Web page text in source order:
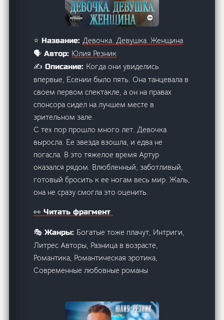
⭐ Название:Девочка. Девушка. Женщина
🗣️ Автор: Юлия Резник
✍️ Описание: Когда они увиделись
впервые, Есении было пять. Она танцевала в
своем первом спектакле, а он на правах
спонсора сидел на лучшем месте в
зрительном зале.
С тех пор прошло много лет. Девочка
выросла. Ее звезда взошла, и едва не
погасла. В это тяжелое время Артур
оказался рядом. Влюбленный, заботливый,
готовый бросить к ее ногам весь мир. Жаль,
она не сразу смогла это оценить.
👀 Читать фрагмент
🎭 Жанры: Богатые тоже плачут, Интриги,
Литрес Авторы, Разница в возрасте,
Романтика, Романтическая эротика,
Современные любовные романы